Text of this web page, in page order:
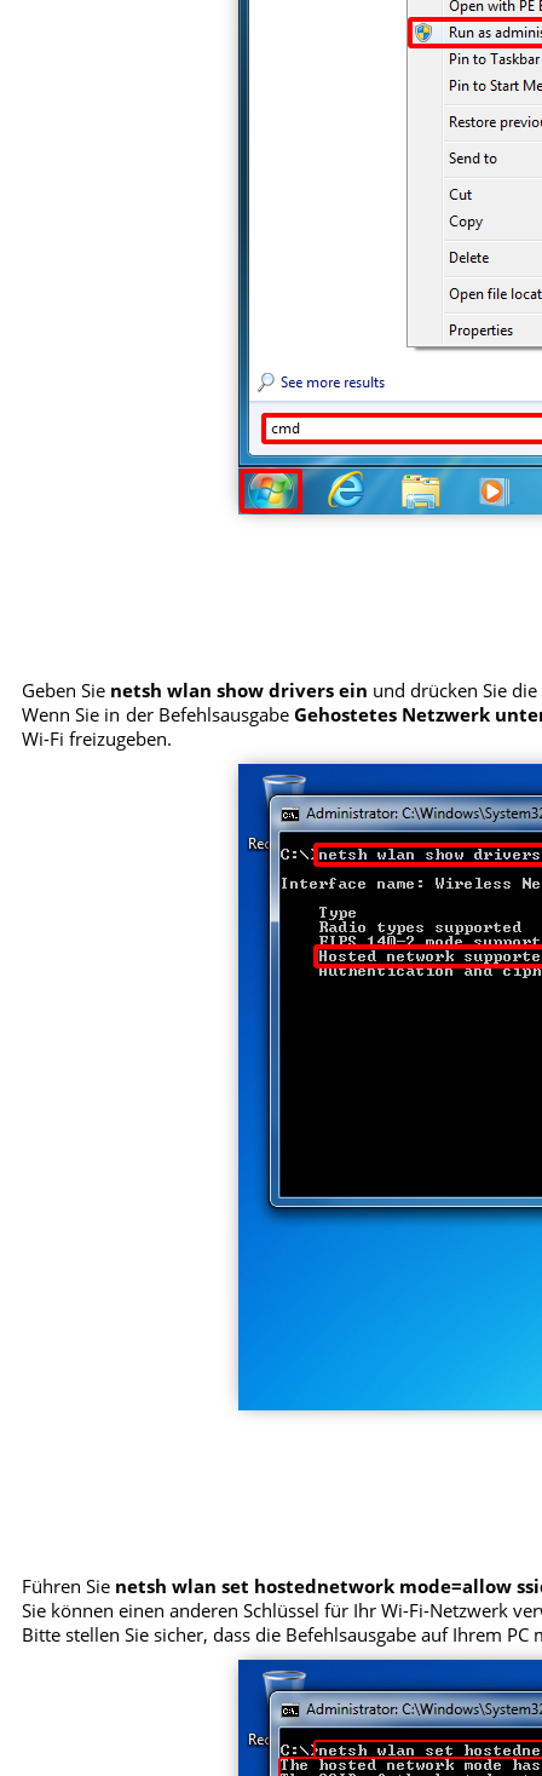
Geben Sie netsh wlan show drivers ein und drücken Sie die
Wenn Sie in der BefehlsausgabeGehostetes Netzwerk
Wi-Fi freizugeben.
Führen Sie netsh wlan set hostednetwork mode=allow
Sie können einen anderen Schlüssel für Ihr Wi-Fi-Netzwerk
Bitte stellen Sie sicher, dass die Befehlsausgabe auf Ihrem